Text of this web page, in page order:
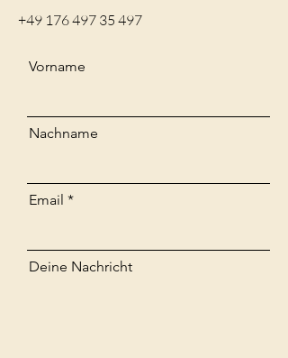
+49 176 497 35 497
Vorname
Nachname
Email
Deine Nachricht